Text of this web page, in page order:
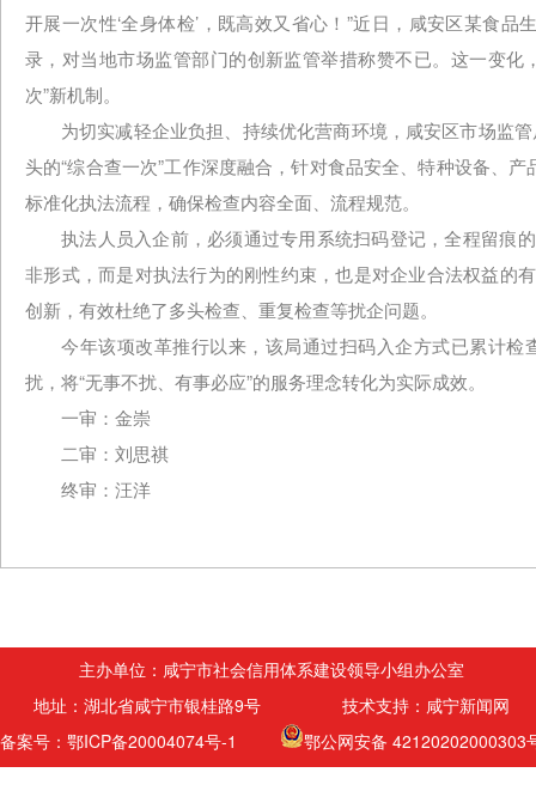
开展一次性‘全身体检’，既高效又省心！”近日，咸安区某食
录，对当地市场监管部门的创新监管举措称赞不已。这一变
次”新机制。
为切实减轻企业负担、持续优化营商环境，咸安区市场监
头的“综合查一次”工作深度融合，针对食品安全、特种设备、
标准化执法流程，确保检查内容全面、流程规范。
执法人员入企前，必须通过专用系统扫码登记，全程留痕
非形式，而是对执法行为的刚性约束，也是对企业合法权益的
创新，有效杜绝了多头检查、重复检查等扰企问题。
今年该项改革推行以来，该局通过扫码入企方式已累计
扰，将“无事不扰、有事必应”的服务理念转化为实际成效。
一审：金崇
二审：刘思祺
终审：汪洋
主办单位：咸宁市社会信用体系建设领导小组办公室
地址：湖北省咸宁市银桂路9号 技术支持：咸宁新闻网
备案号：鄂ICP备20004074号-1
鄂公网安备 42120202000303